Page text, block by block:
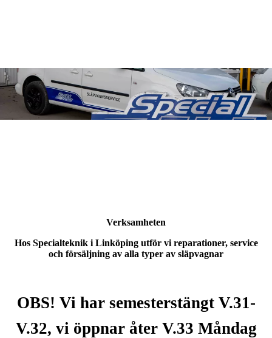
Verksamheten
Hos Specialteknik i Linköping utför vi reparationer, service
och försäljning av alla typer av släpvagnar
OBS! Vi har semesterstängt V.31-
V.32, vi öppnar åter V.33 Måndag